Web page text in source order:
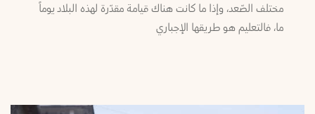
مختلف الصّعد، وإذا ما كانت هناك قيامة مقدّرة لهذه البلاد يوماً
ما، فالتعليم هو طريقها الإجباري